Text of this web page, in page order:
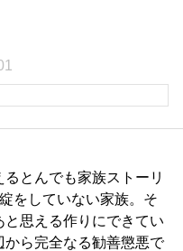
とんでも家族ストーリ
をしていない家族。そ
思える作りにできてい
から完全なる勧善懲悪で